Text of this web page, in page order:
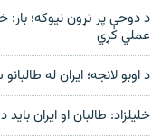
د دوحې پر تړون نیوکه؛ بار:
عملي کړي
د اوبو لانجه؛ ایران له
خلیلزاد: طالبان او ایران